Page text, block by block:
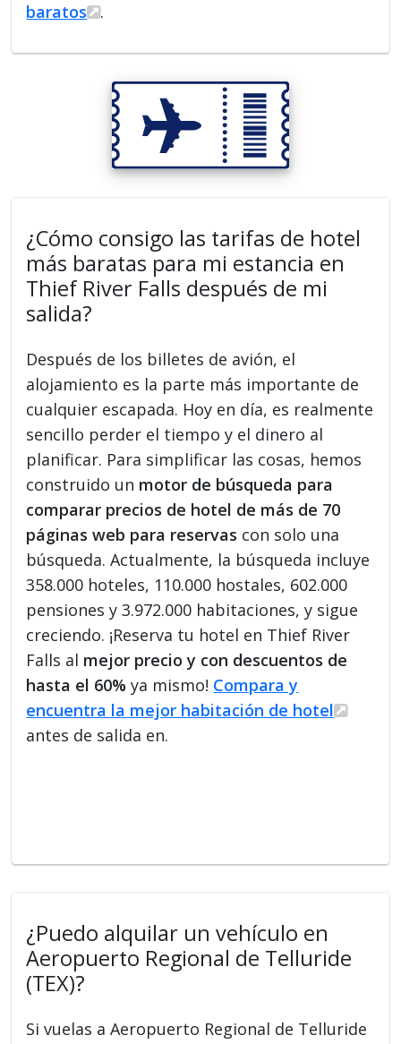
baratos
.
¿Cómo consigo las tarifas de hotel
más baratas para mi estancia en
Thief River Falls después de mi
salida?
Después de los billetes de avión, el
alojamiento es la parte más importante de
cualquier escapada. Hoy en día, es realmente
sencillo perder el tiempo y el dinero al
planificar. Para simplificar las cosas, hemos
construido un motor de búsqueda para
comparar precios de hotel de más de 70
páginas web para reservas con solo una
búsqueda. Actualmente, la búsqueda incluye
358.000 hoteles, 110.000 hostales, 602.000
pensiones y 3.972.000 habitaciones, y sigue
creciendo. ¡Reserva tu hotel en Thief River
Falls al mejor precio y con descuentos de
hasta el 60% ya mismo! Compara y
encuentra la mejor habitación de hotel
antes de salida en.
¿Puedo alquilar un vehículo en
Aeropuerto Regional de Telluride
(TEX)?
Si vuelas a Aeropuerto Regional de Telluride